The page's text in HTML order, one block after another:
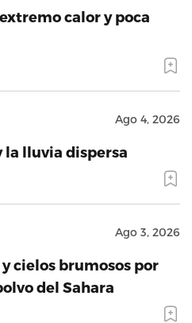
calor y poca
Ago 4, 2026
la lluvia dispersa
Ago 3, 2026
cielos brumosos por
del Sahara